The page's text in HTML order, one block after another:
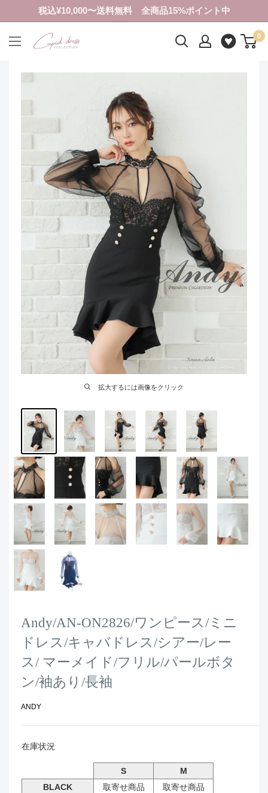
ン
税込¥10,000〜送料無料 全商品15%ポイント中
ク
ド
コ
レ
ク
シ
0
拡大するには画像をクリック
Andy/AN-ON2826/ワンピース/ミニ
ドレス/キャバドレス/シアー/レー
ス/ マーメイド/フリル/パールボタ
ン/袖あり/長袖
ANDY
在庫状況
S
M
BLACK
取寄せ商品
取寄せ商品